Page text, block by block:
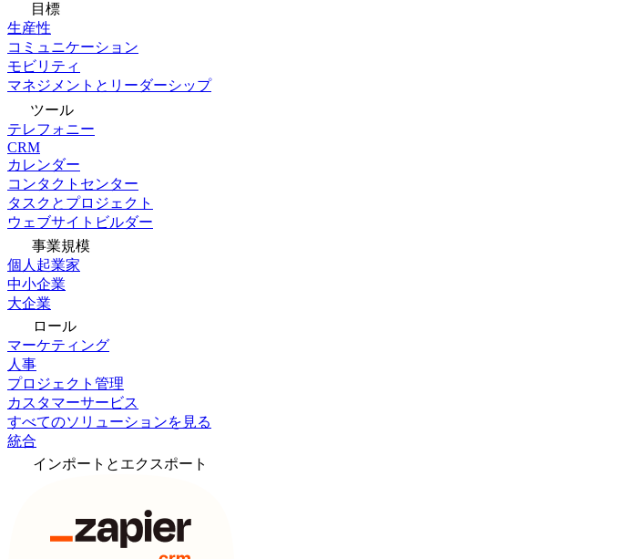
目標
生産性
コミュニケーション
モビリティ
マネジメントとリーダーシップ
ツール
テレフォニー
CRM
カレンダー
コンタクトセンター
タスクとプロジェクト
ウェブサイトビルダー
事業規模
個人起業家
中小企業
大企業
ロール
マーケティング
人事
プロジェクト管理
カスタマーサービス
すべてのソリューションを見る
統合
インポートとエクスポート